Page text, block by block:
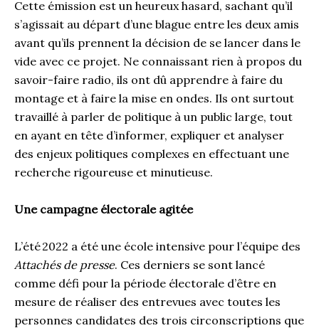
Cette émission est un heureux hasard, sachant qu’il
s’agissait au départ d’une blague entre les deux amis
avant qu’ils prennent la décision de se lancer dans le
vide avec ce projet. Ne connaissant rien à propos du
savoir-faire radio, ils ont dû apprendre à faire du
montage et à faire la mise en ondes. Ils ont surtout
travaillé à parler de politique à un public large, tout
en ayant en tête d’informer, expliquer et analyser
des enjeux politiques complexes en effectuant une
recherche rigoureuse et minutieuse.
Une campagne électorale agitée
L’été 2022 a été une école intensive pour l’équipe des
Attachés de presse. Ces derniers se sont lancé
comme défi pour la période électorale d’être en
mesure de réaliser des entrevues avec toutes les
personnes candidates des trois circonscriptions que